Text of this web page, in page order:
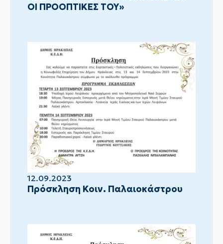
ΟΙ ΠΡΟΟΠΤΙΚΕΣ ΤΟΥ»
12.09.2023
Πρόσκληση Κοιν. Παλαιοκάστρου